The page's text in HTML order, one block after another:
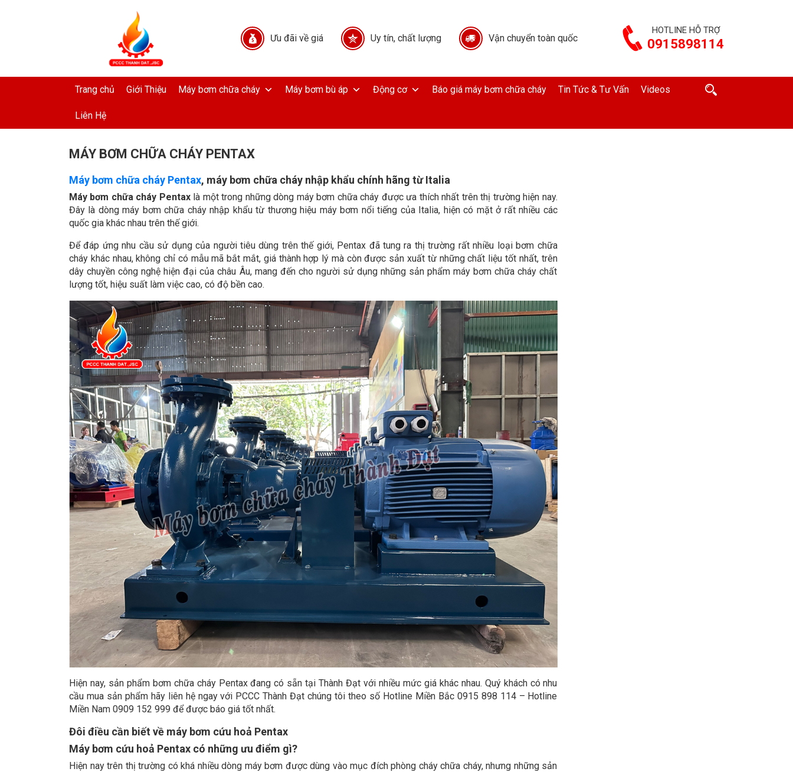
Ưu đãi về giá Uy tín, chất lượng Vận chuyển toàn quốc
HOTLINE HỖ TRỢ
0915898114
Trang chủ Giới Thiệu Máy bơm chữa cháy Máy bơm bù áp Động cơ Báo giá máy bơm chữa cháy Tin Tức & Tư Vấn Videos
Liên Hệ
MÁY BƠM CHỮA CHÁY PENTAX
Máy bơm chữa cháy Pentax, máy bơm chữa cháy nhập khẩu chính hãng từ Italia
Máy bơm chữa cháy Pentaxlà một trong những dòng máy bơm chữa cháy được ưa thích nhất trên thị trường hiện nay.
Đây là dòng máy bơm chữa cháy nhập khẩu từ thương hiệu máy bơm nổi tiếng của Italia, hiện có mặt ở rất nhiều các
quốc gia khác nhau trên thế giới.
Để đáp ứng nhu cầu sử dụng của người tiêu dùng trên thế giới, Pentax đã tung ra thị trường rất nhiều loại bơm chữa
cháy khác nhau, không chỉ có mẫu mã bắt mắt, giá thành hợp lý mà còn được sản xuất từ những chất liệu tốt nhất, trên
dây chuyền công nghệ hiện đại của châu Âu, mang đến cho người sử dụng những sản phẩm máy bơm chữa cháy chất
lượng tốt, hiệu suất làm việc cao, có độ bền cao.
Hiện nay, sản phẩm bơm chữa cháy Pentax đang có sẵn tại Thành Đạt với nhiều mức giá khác nhau. Quý khách có nhu
cầu mua sản phẩm hãy liên hệ ngay với PCCC Thành Đạt chúng tôi theo số Hotline Miền Bắc 0915 898 114 – Hotline
Miền Nam 0909 152 999 để được báo giá tốt nhất.
Đôi điều cần biết về máy bơm cứu hoả Pentax
Máy bơm cứu hoả Pentax có những ưu điểm gì?
Hiện nay trên thị trường có khá nhiều dòng máy bơm được dùng vào mục đích phòng cháy chữa cháy, nhưng những sản